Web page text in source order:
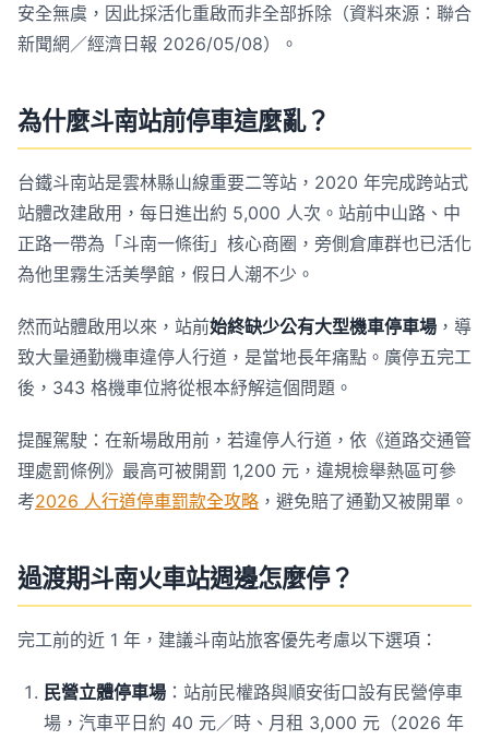
安全無虞，因此採活化重啟而非全部拆除（資料來源：聯合
新聞網／經濟日報 2026/05/08）。
為什麼斗南站前停車這麼亂？
台鐵斗南站是雲林縣山線重要二等站，2020 年完成跨站式
站體改建啟用，每日進出約 5,000 人次。站前中山路、中
正路一帶為「斗南一條街」核心商圈，旁側倉庫群也已活化
為他里霧生活美學館，假日人潮不少。
然而站體啟用以來，站前始終缺少公有大型機車停車場 ，導
致大量通勤機車違停人行道，是當地長年痛點。廣停五完工
後，343 格機車位將從根本紓解這個問題。
提醒駕駛：在新場啟用前，若違停人行道，依《道路交通管
理處罰條例》最高可被開罰 1,200 元，違規檢舉熱區可參
考2026 人行道停車罰款全攻略 ，避免賠了通勤又被開單。
過渡期斗南火車站週邊怎麼停？
完工前的近 1 年，建議斗南站旅客優先考慮以下選項：
民營立體停車場 ：站前民權路與順安街口設有民營停車
場，汽車平日約 40 元／時、月租 3,000 元（2026 年